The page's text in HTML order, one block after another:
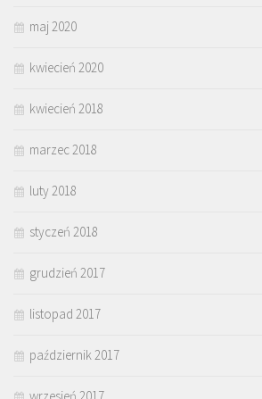
maj 2020
kwiecień 2020
kwiecień 2018
marzec 2018
luty 2018
styczeń 2018
grudzień 2017
listopad 2017
październik 2017